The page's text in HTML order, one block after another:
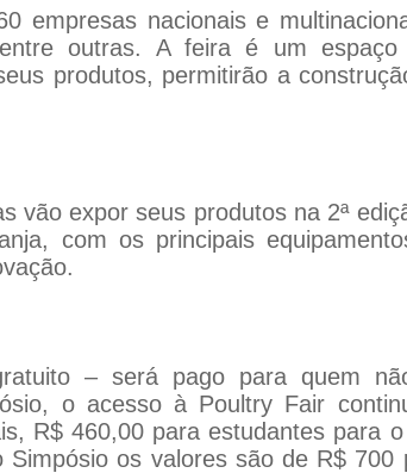
empresas nacionais e
outras. A feira é um
produtos, permitirão a
vão expor seus produtos na 2ª
com os principais
– será pago para quem
o acesso à Poultry Fair
R$ 460,00 para estudantes para
os valores são de R$